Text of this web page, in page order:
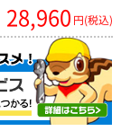
28,960 円(税込)